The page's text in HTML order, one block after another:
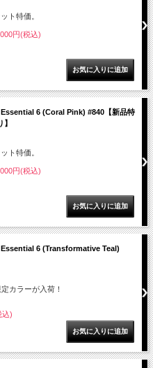
ト特価。
円(税込)
6 (Coral Pink) #840【新品特
ト特価。
円(税込)
6 (Transformative Teal)
カラーが入荷！
込)